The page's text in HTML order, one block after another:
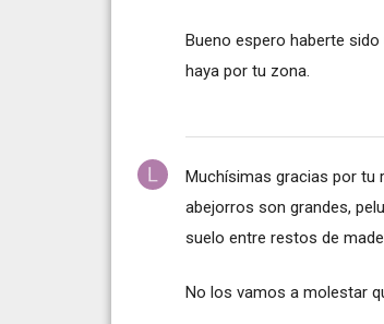
Bueno espero haberte
haya por tu zona.
Muchísimas gracias por tu
abejorros son grandes,
suelo entre restos de
No los vamos a molestar